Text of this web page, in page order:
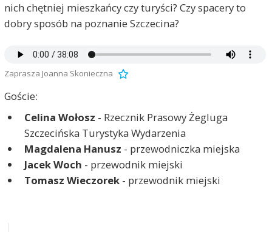
nich chętniej mieszkańcy czy turyści? Czy spacery to
dobry sposób na poznanie Szczecina?
Zaprasza Joanna Skonieczna
Goście:
Celina Wołosz - Rzecznik Prasowy Żegluga
Szczecińska Turystyka Wydarzenia
Magdalena Hanusz - przewodniczka miejska
Jacek Woch - przewodnik miejski
Tomasz Wieczorek- przewodnik miejski